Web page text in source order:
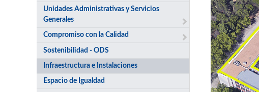
Unidades Administrativas y Servicios
Generales
Compromiso con la Calidad
Sostenibilidad - ODS
Infraestructura e Instalaciones
Espacio de Igualdad